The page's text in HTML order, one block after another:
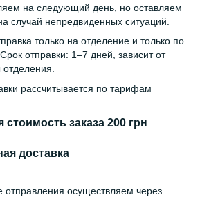
на следующий день, но оставляем
случай непредвиденных ситуаций.
только на отделение и только по
отправки: 1–7 дней, зависит от
рассчитывается по тарифам
заказа 200 грн
доставка
осуществляем через